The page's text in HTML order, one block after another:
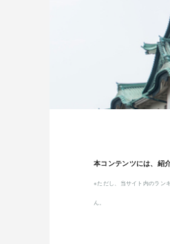
本コンテンツには、紹
※ただし、当サイト内のラン
ん。